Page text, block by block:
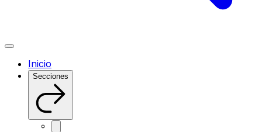
Inicio
Secciones